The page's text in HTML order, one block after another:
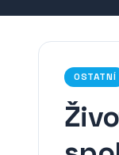
OSTATNÍ